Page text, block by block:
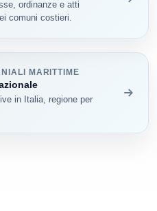
ordinanze e atti
comuni costieri.
MARITTIME
in Italia, regione per